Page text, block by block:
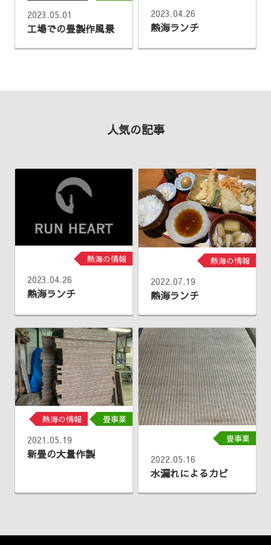
2023.05.01
工場での畳製作風景
2023.04.26
熱海ランチ
人気の記事
熱海の情報
2023.04.26
熱海ランチ
熱海の情報
2022.07.19
熱海ランチ
熱海の情報 畳事業
2021.05.19
新畳の大量作製
畳事業
2022.05.16
水漏れによるカビ